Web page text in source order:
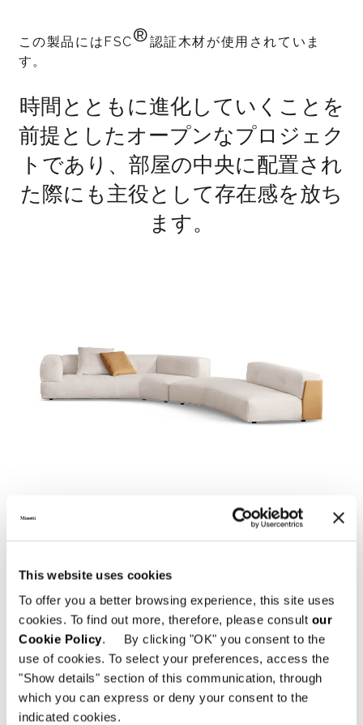
This website uses cookies
To offer you a better browsing experience, this site uses
cookies. To find out more, therefore, please consult our
Cookie Policy. By clicking "OK" you consent to the
use of cookies. To select your preferences, access the
"Show details" section of this communication, through
which you can express or deny your consent to the
indicated cookies.
この製品にはFSC®認証木材が使用されていま
す。
時間とともに進化していくことを
前提としたオープンなプロジェク
トであり、部屋の中央に配置され
た際にも主役として存在感を放ち
ます。
02
ダウンロード
共有 販売店を探す